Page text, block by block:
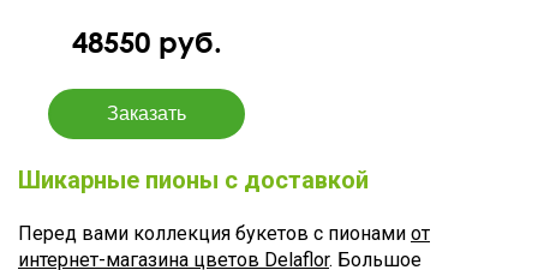
48550 руб.
Шикарные пионы с доставкой
Перед вами коллекция букетов с пионами от
интернет-магазина цветов Delaflor. Большое